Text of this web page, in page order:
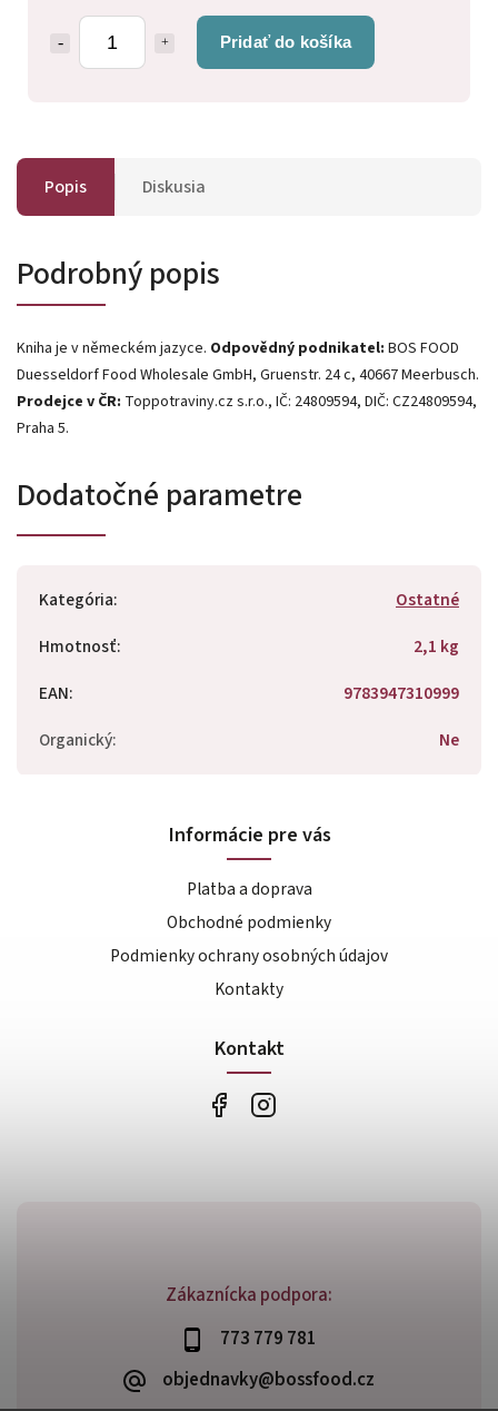
Pridať do košíka
Popis Diskusia
Podrobný popis
Kniha je v německém jazyce. Odpovědný podnikatel: BOS FOOD
Duesseldorf Food Wholesale GmbH, Gruenstr. 24 c, 40667 Meerbusch.
Prodejce v ČR: Toppotraviny.cz s.r.o., IČ: 24809594, DIČ: CZ24809594,
Praha 5.
Dodatočné parametre
Kategória:
Ostatné
Hmotnosť:
2,1 kg
EAN:
9783947310999
Organický: Ne
Zákaznícka podpora:
773 779 781
objednavky@bossfood.cz
Informácie pre vás
Platba a doprava
Obchodné podmienky
Podmienky ochrany osobných údajov
Kontakty
Kontakt